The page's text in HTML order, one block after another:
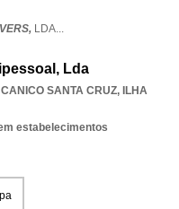
LDA...
Lda
CANICO SANTA CRUZ, ILHA
estabelecimentos